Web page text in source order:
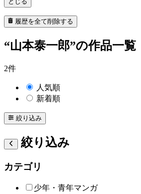
履歴を全て削除する
“山本泰一郎”の作品一覧
2件
人気順
新着順
絞り込み
絞り込み
カテゴリ
少年・青年マンガ